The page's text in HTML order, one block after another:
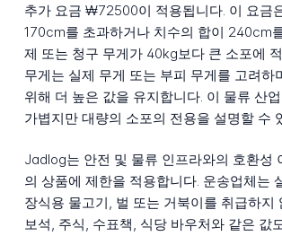
추가 요금 ₩72500이 적용됩니다. 이 요금
170cm를 초과하거나 치수의 합이 240cm
제 또는 청구 무게가 40kg보다 큰 소포에
무게는 실제 무게 또는 부피 무게를 고려하
위해 더 높은 값을 유지합니다. 이 물류 산
가볍지만 대량의 소포의 전용을 설명할 수
Jadlog는 안전 및 물류 인프라와의 호환성
의 상품에 제한을 적용합니다. 운송업체는
장식용 물고기, 벌 또는 거북이를 취급하지
보석, 주식, 수표책, 식당 바우처와 같은 값